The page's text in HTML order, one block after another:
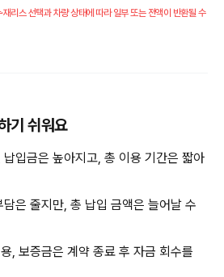
재리스 선택과 차량 상태에 따라 일부 또는 전액이 반환될 수
기 쉬워요
납입금은 높아지고, 총 이용 기간은 짧아
담은 줄지만, 총 납입 금액은 늘어날 수
, 보증금은 계약 종료 후 자금 회수를